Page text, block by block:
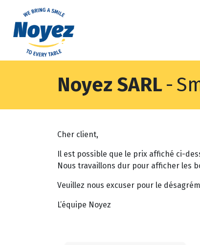
Noyez SARL-
Cher client,
Il est possible que le prix affiché ci-
Nous travaillons dur pour afficher les
Veuillez nous excuser pour le
L’équipe Noyez